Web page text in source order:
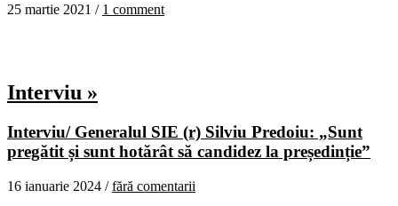
25 martie 2021 / 1 comment
Interviu »
Interviu/ Generalul SIE (r) Silviu Predoiu: „Sunt
pregătit și sunt hotărât să candidez la președinție”
16 ianuarie 2024 /fără comentarii